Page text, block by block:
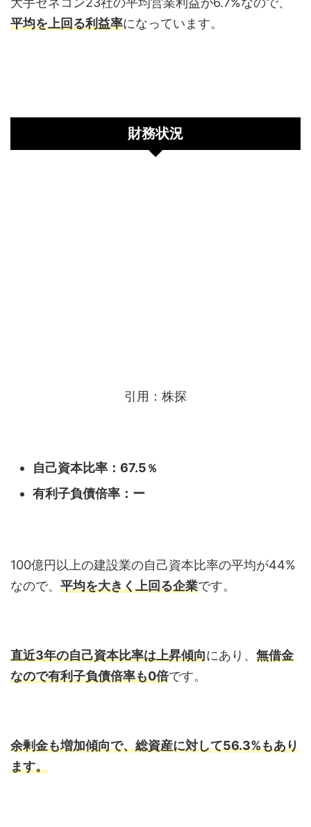
平均を上回る利益率になっています。
財務状況
引用：株探
自己資本比率：67.5 ％
有利子負債倍率：ー
100億円以上の建設業の自己資本比率の平均が44%
なので、 平均を大きく上回る企業です。
直近3年の自己資本比率は上昇傾向にあり、 無借金
なので有利子負債倍率も0倍です。
余剰金も増加傾向で、総資産に対して56.3%もあり
ます。